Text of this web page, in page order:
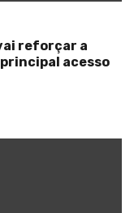
reforçar a
acesso